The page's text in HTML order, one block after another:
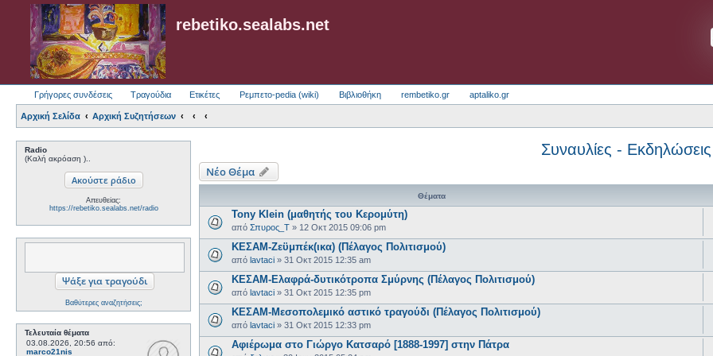
rebetiko.sealabs.net
Γρήγορες συνδέσεις Τραγούδια Ετικέτες Ρεμπετο-pedia (wiki) Βιβλιοθήκη rembetiko.gr aptaliko.gr
Αρχική Σελίδα Αρχική Συζητήσεων
Radio
(Καλή ακρόαση )..
Απευθείας:
https://rebetiko.sealabs.net/radio
Βαθύτερες αναζητήσεις;
Τελευταία θέματα
03.08.2026, 20:56 από:
marco21nis
Συναυλίες - Εκδηλώσεις
Νέο Θέμα
Θέματα
Tony Klein (μαθητής του Κερομύτη)
από Σπυρος_Τ » 12 Οκτ 2015 09:06 pm
ΚΕΣΑΜ-Ζεϋμπέκ(ικα) (Πέλαγος Πολιτισμού)
από lavtaci » 31 Οκτ 2015 12:35 am
ΚΕΣΑΜ-Ελαφρά-δυτικότροπα Σμύρνης (Πέλαγος Πολιτισμού)
από lavtaci » 31 Οκτ 2015 12:35 pm
ΚΕΣΑΜ-Μεσοπολεμικό αστικό τραγούδι (Πέλαγος Πολιτισμού)
από lavtaci » 31 Οκτ 2015 12:33 pm
Aφιέρωμα στο Γιώργο Κατσαρό [1888-1997] στην Πάτρα